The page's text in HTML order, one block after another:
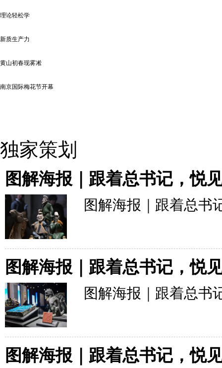
理论轻松学
新质生产力
黄山初春现雾凇
南京国际梅花节开幕
独家策划
图解海报｜跟着总书记，悦
图解海报｜跟着总书
图解海报｜跟着总书记，悦
图解海报｜跟着总书
图解海报｜跟着总书记，悦